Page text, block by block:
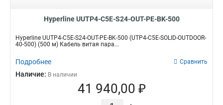
Hyperline UUTP4-C5E-S24-OUT-PE-BK-500
Hyperline UUTP4-C5E-S24-OUT-PE-BK-500 (UTP4-C5E-SOLID-OUTDOOR-
40-500) (500 м) Кабель витая пара...
Подробнее Сравнить
Наличие: В наличии
41 940,00 ₽